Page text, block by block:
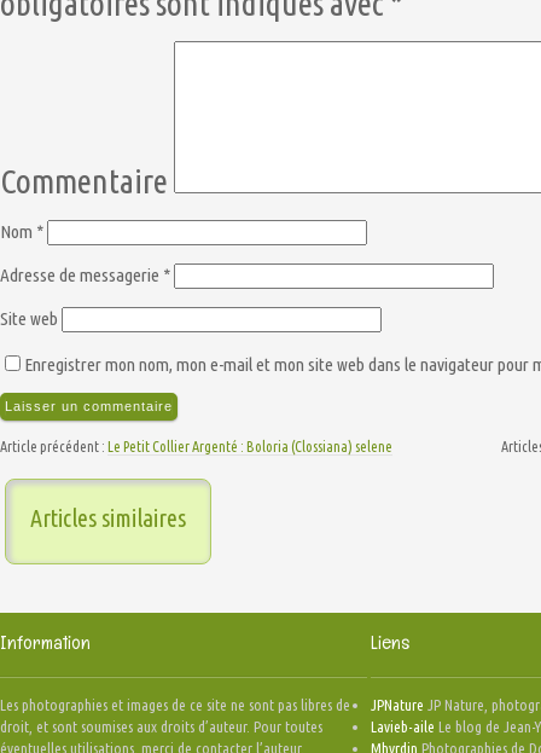
Commentaire
Nom *
Adresse de messagerie *
Site web
Enregistrer mon nom, mon e-mail et mon site web dans le navigateur pour
Article précédent : Le Petit Collier Argenté : Boloria (Clossiana) selene
Articles similaires
Information
Les photographies et images de ce site ne sont pas libres de
droit, et sont soumises aux droits d’auteur. Pour toutes
éventuelles utilisations, merci de contacter l’auteur.
Liens
JPNature JP Nature,
Lavieb-aile Le blog de Jean-
Mhyrdin Photographies de